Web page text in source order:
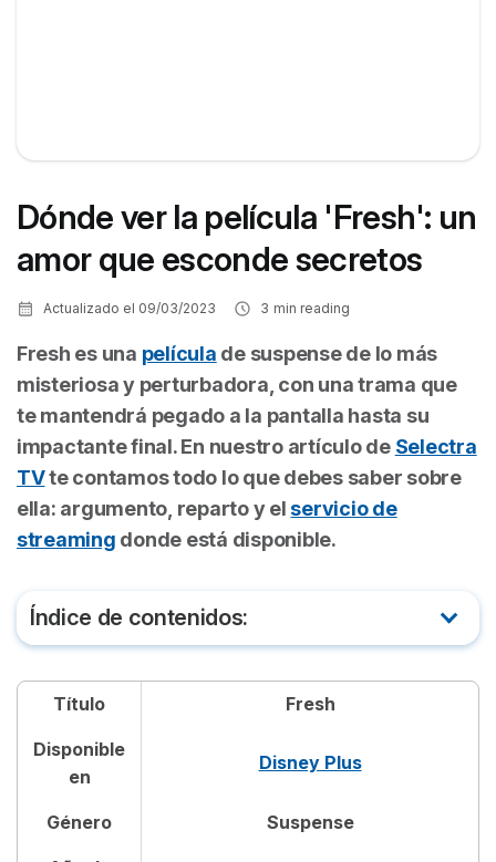
Dónde ver la película 'Fresh': un
amor que esconde secretos
Actualizado el 09/03/2023 3 min reading
Fresh es una película de suspense de lo más
misteriosa y perturbadora, con una trama que
te mantendrá pegado a la pantalla hasta su
impactante final. En nuestro artículo de Selectra
TVte contamos todo lo que debes saber sobre
ella: argumento, reparto y elservicio de
streaming donde está disponible.
Índice de contenidos:
Dónde ver la película Fresh
Reparto de la película Fresh
Título Fresh
Disponible
en
Disney Plus
Género Suspense